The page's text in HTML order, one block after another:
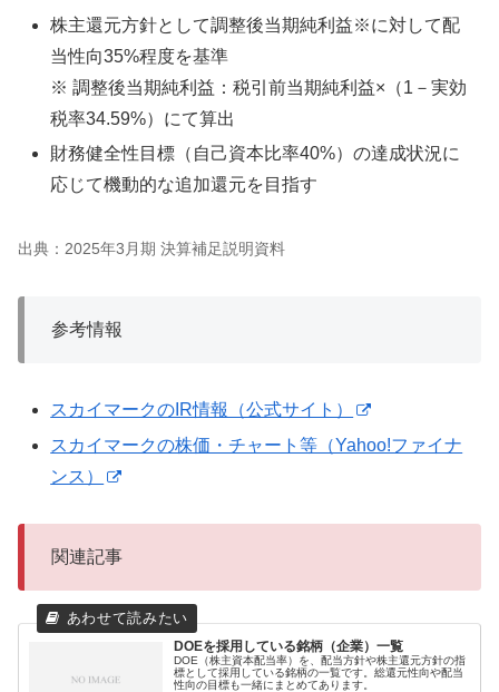
株主還元方針として調整後当期純利益※に対して配
当性向35%程度を基準
※ 調整後当期純利益：税引前当期純利益×（1－実効
税率34.59%）にて算出
財務健全性目標（自己資本比率40%）の達成状況に
応じて機動的な追加還元を目指す
出典：2025年3月期 決算補足説明資料
参考情報
スカイマークのIR情報（公式サイト）
スカイマークの株価・チャート等（Yahoo!ファイナ
ンス）
関連記事
DOEを採用している銘柄（企業）一覧
DOE（株主資本配当率）を、配当方針や株主還元方針の指
標として採用している銘柄の一覧です。総還元性向や配当
性向の目標も一緒にまとめてあります。